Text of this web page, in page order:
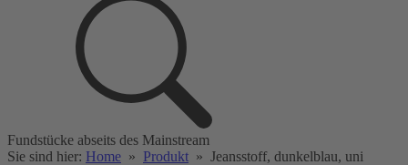
Fundstücke abseits des Mainstream
Sie sind hier: Home » Produkt » Jeansstoff, dunkelblau, uni